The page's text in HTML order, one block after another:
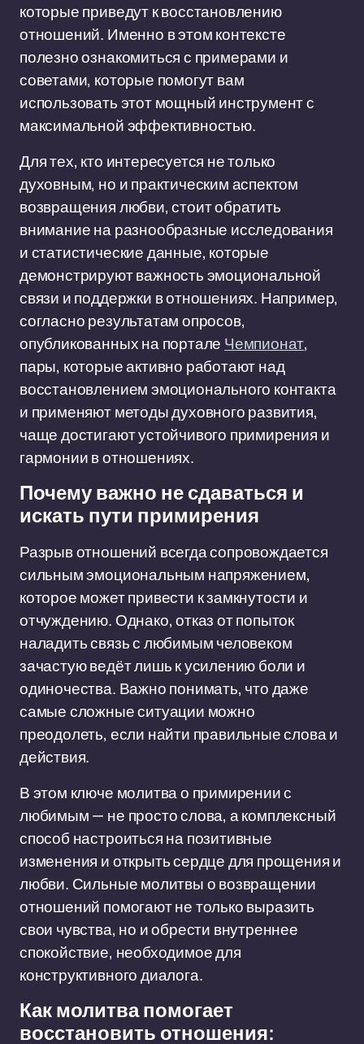
которые приведут к восстановлению
отношений. Именно в этом контексте
полезно ознакомиться с примерами и
советами, которые помогут вам
использовать этот мощный инструмент с
максимальной эффективностью.
Для тех, кто интересуется не только
духовным, но и практическим аспектом
возвращения любви, стоит обратить
внимание на разнообразные исследования
и статистические данные, которые
демонстрируют важность эмоциональной
связи и поддержки в отношениях. Например,
согласно результатам опросов,
опубликованных на портале Чемпионат,
пары, которые активно работают над
восстановлением эмоционального контакта
и применяют методы духовного развития,
чаще достигают устойчивого примирения и
гармонии в отношениях.
Почему важно не сдаваться и
искать пути примирения
Разрыв отношений всегда сопровождается
сильным эмоциональным напряжением,
которое может привести к замкнутости и
отчуждению. Однако, отказ от попыток
наладить связь с любимым человеком
зачастую ведёт лишь к усилению боли и
одиночества. Важно понимать, что даже
самые сложные ситуации можно
преодолеть, если найти правильные слова и
действия.
В этом ключе молитва о примирении с
любимым — не просто слова, а комплексный
способ настроиться на позитивные
изменения и открыть сердце для прощения и
любви. Сильные молитвы о возвращении
отношений помогают не только выразить
свои чувства, но и обрести внутреннее
спокойствие, необходимое для
конструктивного диалога.
Как молитва помогает
восстановить отношения: